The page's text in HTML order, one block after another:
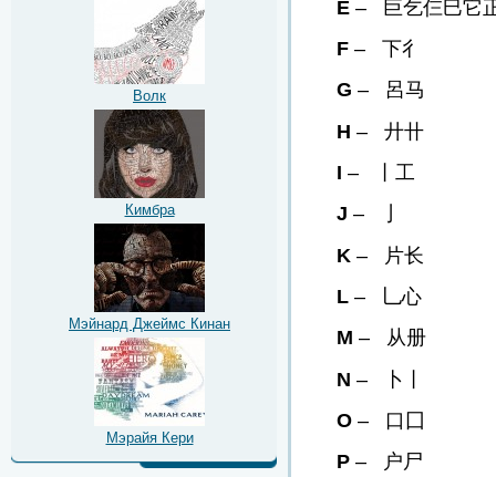
Волк
Кимбра
Мэйнард Джеймс Кинан
Мэрайя Кери
E – 巨乞仨巳它
F – 下彳
G – 呂马
H – 廾卄
I – 丨工
J – 亅
K – 片长
L – 乚心
M – 从册
N – 卜丨
O – 口囗
P – 户尸